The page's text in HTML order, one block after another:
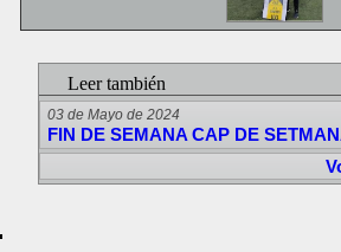
Leer también
03 de Mayo de 2024
FIN DE SEMANA CAP DE